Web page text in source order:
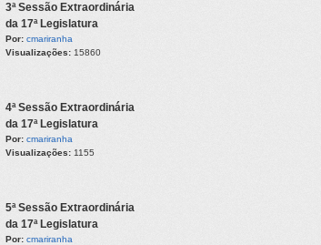
3ª Sessão Extraordinária
da 17ª Legislatura
Por: cmariranha
Visualizações: 15860
4ª Sessão Extraordinária
da 17ª Legislatura
Por: cmariranha
Visualizações: 1155
5ª Sessão Extraordinária
da 17ª Legislatura
Por: cmariranha